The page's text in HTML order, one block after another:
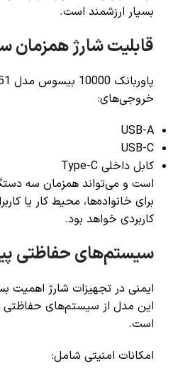
بسیار ارزشمند است.
قابلیت شارژ همزمان
خروجی‌های:
USB-A
USB-C
کابل داخلی Type-C
است و می‌تواند همزمان سه
برای خانواده‌ها، محیط کار یا
کاربردی خواهد بود.
سیستم‌های حفاظتی
ایمنی در تجهیزات شارژ اهمیت
این مدل از سیستم‌های حفاظتی
است.
امکانات امنیتی شامل: